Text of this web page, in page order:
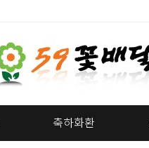
축하화환